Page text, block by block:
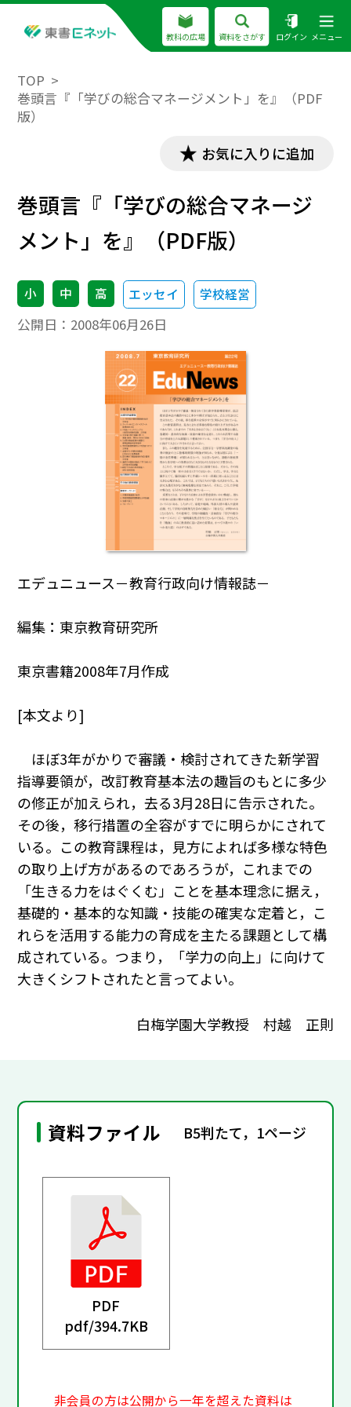
教科の広場 資料をさがす ログイン メニュー
TOP
巻頭言『「学びの総合マネージメント」を』（PDF
版）
お気に入りに追加
巻頭言『「学びの総合マネージ
メント」を』（PDF版）
小 中 高 エッセイ 学校経営
公開日： 2008年06月26日
エデュニュース－教育行政向け情報誌－
編集：東京教育研究所
東京書籍2008年7月作成
[本文より]
ほぼ3年がかりで審議・検討されてきた新学習
指導要領が，改訂教育基本法の趣旨のもとに多少
の修正が加えられ，去る3月28日に告示された。
その後，移行措置の全容がすでに明らかにされて
いる。この教育課程は，見方によれば多様な特色
の取り上げ方があるのであろうが，これまでの
「生きる力をはぐくむ」ことを基本理念に据え，
基礎的・基本的な知識・技能の確実な定着と，こ
れらを活用する能力の育成を主たる課題として構
成されている。つまり，「学力の向上」に向けて
大きくシフトされたと言ってよい。
白梅学園大学教授 村越 正則
資料ファイル B5判たて，1ページ
PDF
pdf/394.7KB
非会員の方は公開から一年を超えた資料は